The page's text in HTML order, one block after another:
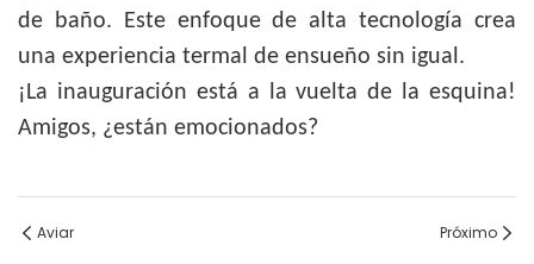
de baño. Este enfoque de alta tecnología crea
una experiencia termal de ensueño sin igual.
¡La inauguración está a la vuelta de la esquina!
Amigos, ¿están emocionados?
Aviar Próximo